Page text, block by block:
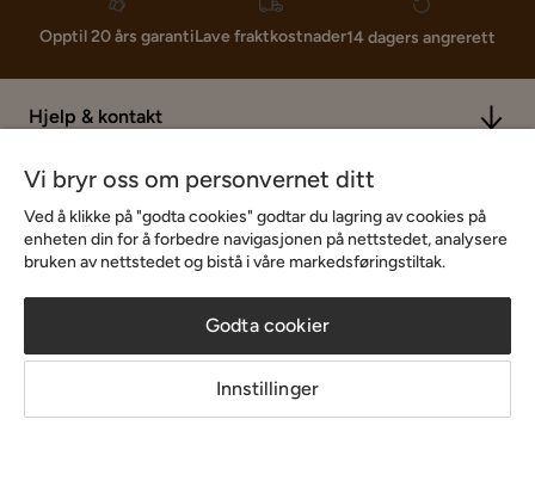
Opptil 20 års garantiLave fraktkostnader14 dagers angrerett
Hjelp & kontakt
Sortiment & tilbud
Inspirasjon
Om Chilli
Vi bryr oss om personvernet ditt
Ved å klikke på "godta cookies" godtar du lagring av cookies på
enheten din for å forbedre navigasjonen på nettstedet, analysere
bruken av nettstedet og bistå i våre markedsføringstiltak.
Godta cookier
Innstillinger